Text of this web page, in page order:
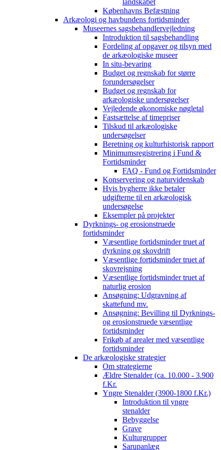
landskabet
Københavns Befæstning
Arkæologi og havbundens fortidsminder
Museernes sagsbehandlervejledning
Introduktion til sagsbehandling
Fordeling af opgaver og tilsyn med
de arkæologiske museer
In situ-bevaring
Budget og regnskab for større
forundersøgelser
Budget og regnskab for
arkæologiske undersøgelser
Vejledende økonomiske nøgletal
Fastsættelse af timepriser
Tilskud til arkæologiske
undersøgelser
Beretning og kulturhistorisk rapport
Minimumsregistrering i Fund &
Fortidsminder
FAQ - Fund og Fortidsminder
Konservering og naturvidenskab
Hvis bygherre ikke betaler
udgifterne til en arkæologisk
undersøgelse
Eksempler på projekter
Dyrknings- og erosionstruede
fortidsminder
Væsentlige fortidsminder truet af
dyrkning og skovdrift
Væsentlige fortidsminder truet af
skovrejsning
Væsentlige fortidsminder truet af
naturlig erosion
Ansøgning: Udgravning af
skattefund mv.
Ansøgning: Bevilling til Dyrknings-
og erosionstruede væsentlige
fortidsminder
Frikøb af arealer med væsentlige
fortidsminder
De arkæologiske strategier
Om strategierne
Ældre Stenalder (ca. 10.000 - 3.900
f.Kr.
Yngre Stenalder (3900-1800 f.Kr.)
Introduktion til yngre
stenalder
Bebyggelse
Grave
Kulturgrupper
Sarupanlæg